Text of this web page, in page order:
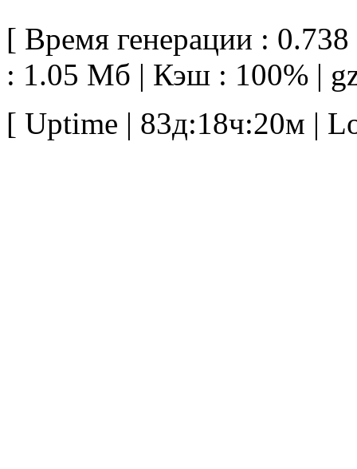
[ Время генерации :
: 1.05 Mб | Кэш : 100% |
[ Uptime | 83д:18ч:20м |